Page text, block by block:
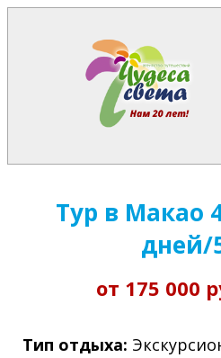
Тур в Макао
дней/
от 175 000
Тип отдыха: